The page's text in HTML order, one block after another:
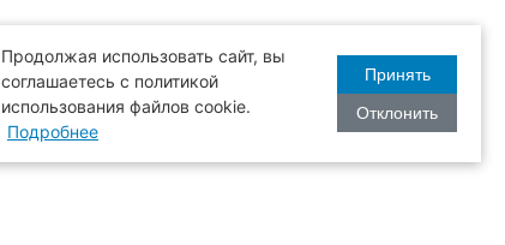
Продолжая использовать сайт, вы
соглашаетесь с политикой
использования файлов cookie.
Подробнее
Принять
Отклонить